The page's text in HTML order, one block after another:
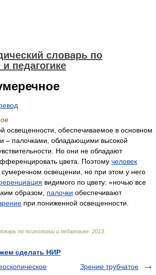
словарь по
педагогике
освещенности, обеспечиваемое в основном
– палочками, обладающими высокой
Но они не обладают
цвета. Поэтому человек
освещении, но при этом у него
видимого по цвету: «ночью все
образом, палочки обеспечивают
при пониженной освещенности.
по психологии и педагогике 2013
сделать НИР
Зрение трубчатое